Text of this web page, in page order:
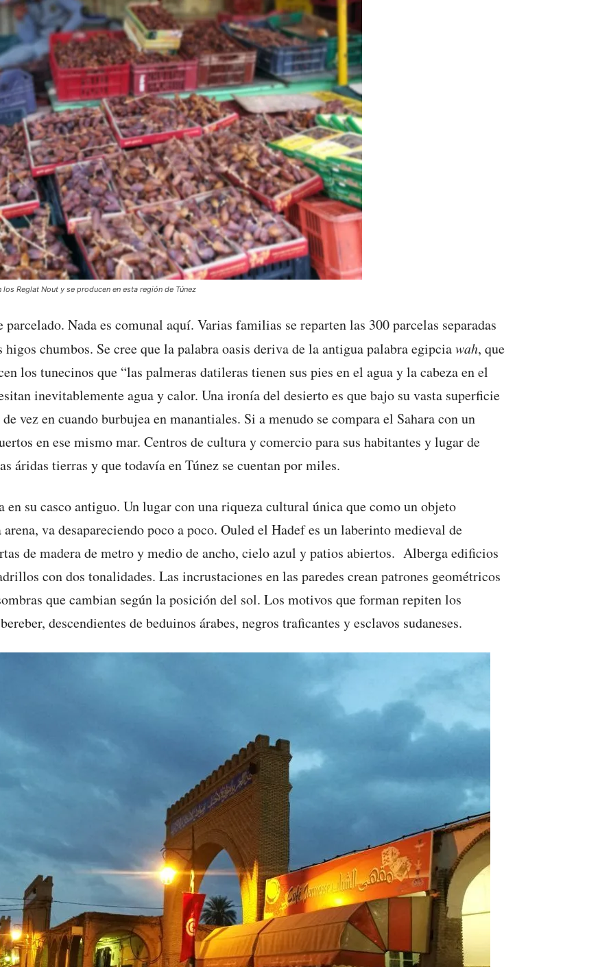
Reglat Nout y se producen en esta región de Túnez
Nada es comunal aquí. Varias familias se reparten las 300 parcelas separadas
chumbos. Se cree que la palabra oasis deriva de la antigua palabra egipciawah, que
los tunecinos que “las palmeras datileras tienen sus pies en el agua y la cabeza en el
inevitablemente agua y calor. Una ironía del desierto es que bajo su vasta superficie
vez en cuando burbujea en manantiales. Si a menudo se compara el Sahara con un
en ese mismo mar. Centros de cultura y comercio para sus habitantes y lugar de
áridas tierras y que todavía en Túnez se cuentan por miles.
en su casco antiguo. Un lugar con una riqueza cultural única que como un objeto
va desapareciendo poco a poco. Ouled el Hadef es un laberinto medieval de
de madera de metro y medio de ancho, cielo azul y patios abiertos. Alberga edificios
con dos tonalidades. Las incrustaciones en las paredes crean patrones geométricos
que cambian según la posición del sol. Los motivos que forman repiten los
descendientes de beduinos árabes, negros traficantes y esclavos sudaneses.